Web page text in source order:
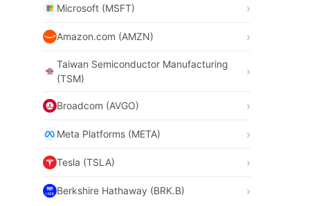
Microsoft (MSFT)
Amazon.com (AMZN)
Taiwan Semiconductor Manufacturing
(TSM)
Broadcom (AVGO)
Meta Platforms (META)
Tesla (TSLA)
Berkshire Hathaway (BRK.B)